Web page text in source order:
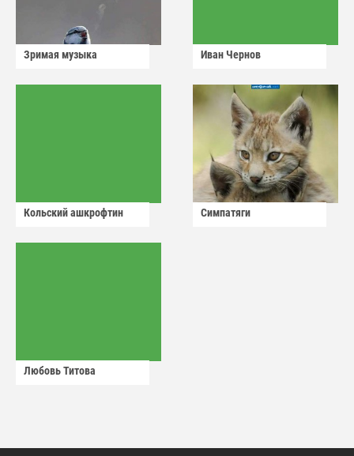
Зримая музыка Иван Чернов
Кольский ашкрофтин Симпатяги
Любовь Титова